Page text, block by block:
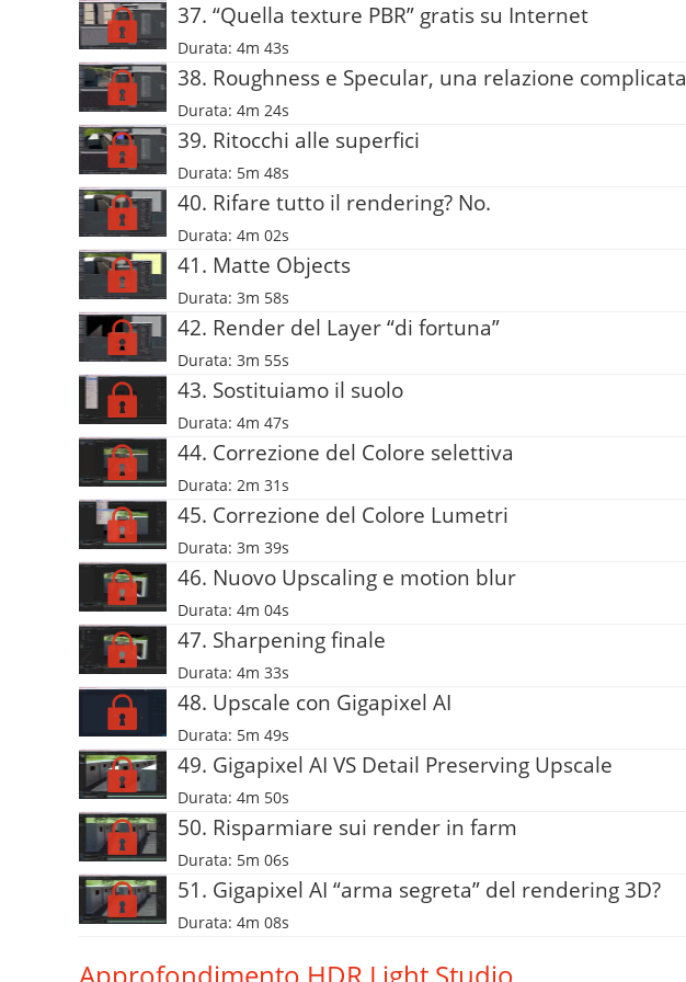
37. “Quella texture PBR” gratis su Internet
Durata: 4m 43s
38. Roughness e Specular, una relazione complicata
Durata: 4m 24s
39. Ritocchi alle superfici
Durata: 5m 48s
40. Rifare tutto il rendering? No.
Durata: 4m 02s
41. Matte Objects
Durata: 3m 58s
42. Render del Layer “di fortuna”
Durata: 3m 55s
43. Sostituiamo il suolo
Durata: 4m 47s
44. Correzione del Colore selettiva
Durata: 2m 31s
45. Correzione del Colore Lumetri
Durata: 3m 39s
46. Nuovo Upscaling e motion blur
Durata: 4m 04s
47. Sharpening finale
Durata: 4m 33s
48. Upscale con Gigapixel AI
Durata: 5m 49s
49. Gigapixel AI VS Detail Preserving Upscale
Durata: 4m 50s
50. Risparmiare sui render in farm
Durata: 5m 06s
51. Gigapixel AI “arma segreta” del rendering 3D?
Durata: 4m 08s